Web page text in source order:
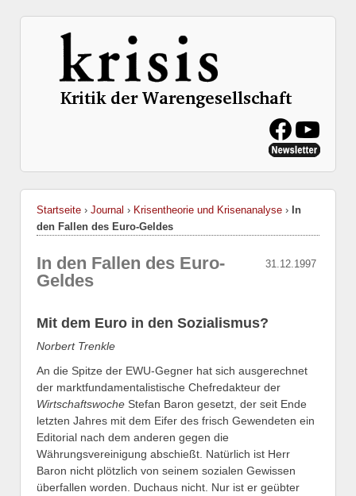
Startseite › Journal › Krisentheorie und Krisenanalyse › In
den Fallen des Euro-Geldes
31.12.1997
In den Fallen des Euro-
Geldes
Mit dem Euro in den Sozialismus?
Norbert Trenkle
An die Spitze der EWU-Gegner hat sich ausgerechnet
der marktfundamentalistische Chefredakteur der
Wirtschaftswoche Stefan Baron gesetzt, der seit Ende
letzten Jahres mit dem Eifer des frisch Gewendeten ein
Editorial nach dem anderen gegen die
Währungsvereinigung abschießt. Natürlich ist Herr
Baron nicht plötzlich von seinem sozialen Gewissen
überfallen worden. Duchaus nicht. Nur ist er geübter